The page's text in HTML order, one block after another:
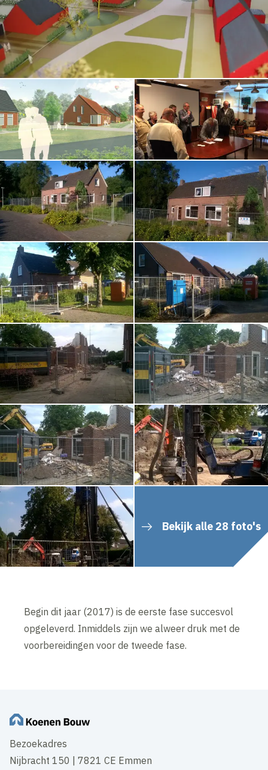
Bekijk alle 28 foto's
Begin dit jaar (2017) is de eerste fase succesvol
opgeleverd. Inmiddels zijn we alweer druk met de
voorbereidingen voor de tweede fase.
Bezoekadres
Nijbracht 150 | 7821 CE Emmen